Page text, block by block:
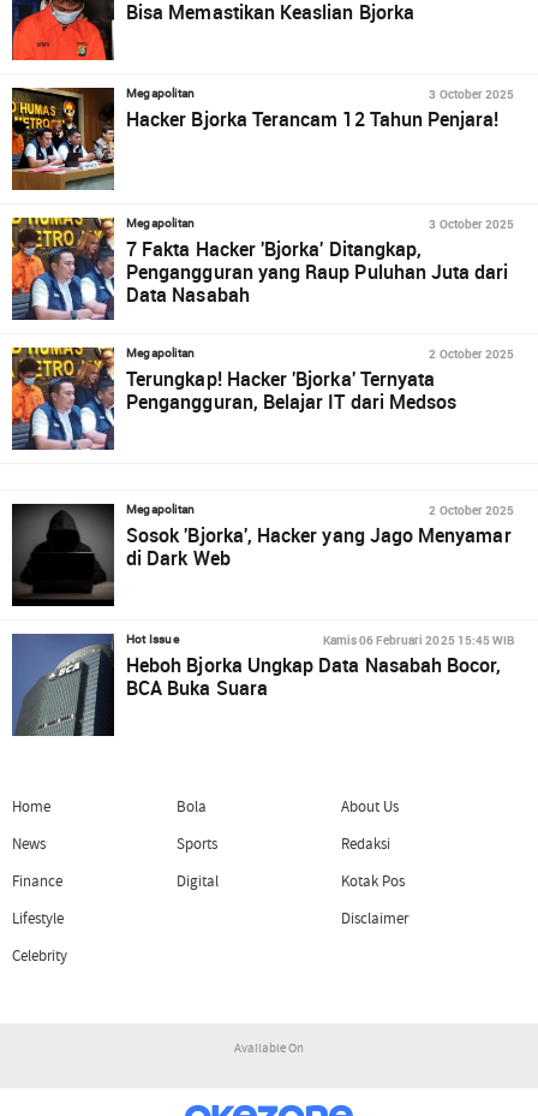
Bisa Memastikan Keaslian Bjorka
Megapolitan 3 October 2025
Hacker Bjorka Terancam 12 Tahun Penjara!
Megapolitan 3 October 2025
7 Fakta Hacker 'Bjorka' Ditangkap,
Pengangguran yang Raup Puluhan Juta dari
Data Nasabah
Megapolitan 2 October 2025
Terungkap! Hacker 'Bjorka' Ternyata
Pengangguran, Belajar IT dari Medsos
Megapolitan 2 October 2025
Sosok 'Bjorka', Hacker yang Jago Menyamar
di Dark Web
Hot Issue Kamis 06 Februari 2025 15:45 WIB
Heboh Bjorka Ungkap Data Nasabah Bocor,
BCA Buka Suara
Home
News
Finance
Lifestyle
Celebrity
Bola
Sports
Digital
About Us
Redaksi
Kotak Pos
Disclaimer
Available On